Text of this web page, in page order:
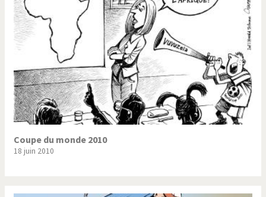
Coupe du monde 2010
18 juin 2010